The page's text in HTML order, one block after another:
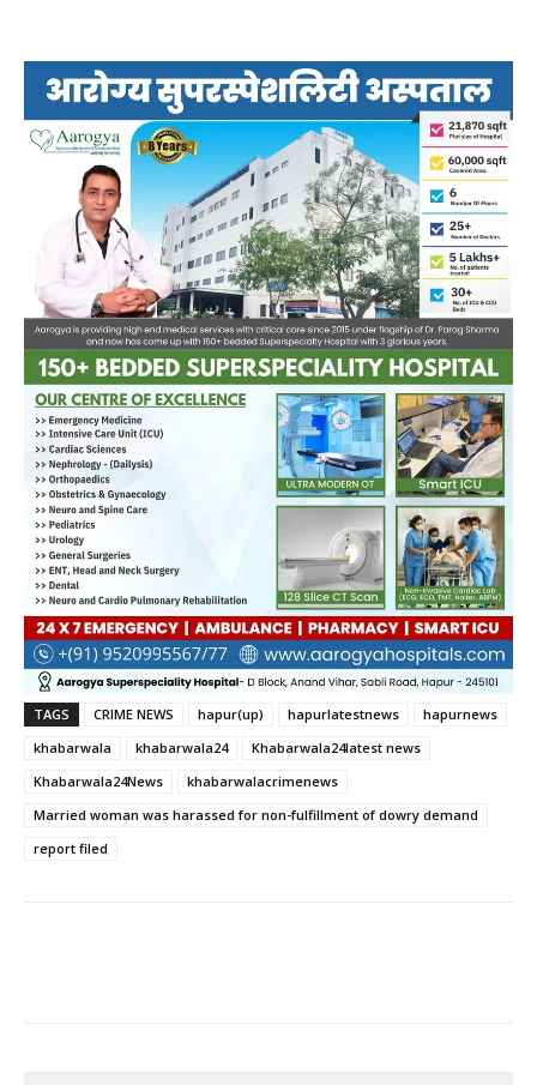
TAGS CRIME NEWS hapur(up) hapurlatestnews
hapurnews
khabarwala
khabarwala24
Khabarwala24latest news
Khabarwala24News
khabarwalacrimenews
Married woman was harassed for non-fulfillment of dowry demand
report filed